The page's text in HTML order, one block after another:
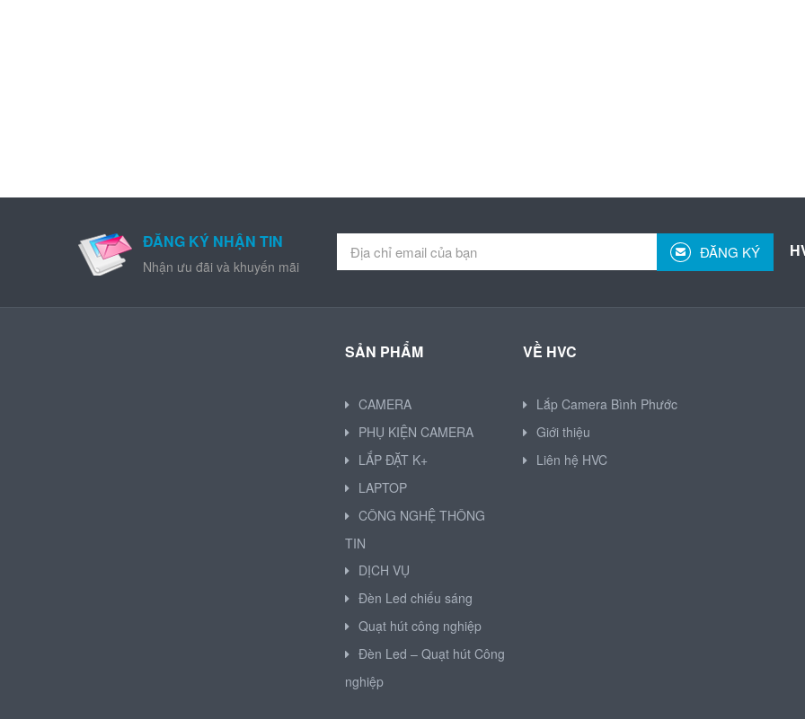
ĐĂNG KÝ NHẬN TIN
Nhận ưu đãi và khuyến mãi
ĐĂNG KÝ
SẢN PHẨM
CAMERA
PHỤ KIỆN CAMERA
LẮP ĐẶT K+
LAPTOP
CÔNG NGHỆ THÔNG
TIN
DỊCH VỤ
Đèn Led chiếu sáng
Quạt hút công nghiệp
Đèn Led – Quạt hút Công
nghiệp
VỀ HVC
Lắp Camera Bình Phước
Giới thiệu
Liên hệ HVC